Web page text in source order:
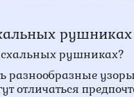
рушниках
рушниках?
отличаться